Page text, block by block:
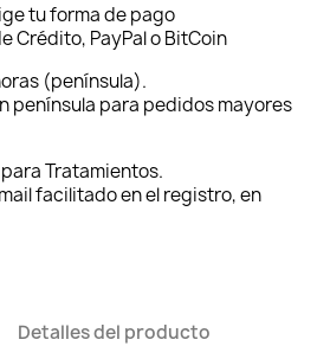
tu forma de pago
Crédito, PayPal o BitCoin
(península).
península para pedidos mayores
Tratamientos.
facilitado en el registro, en
Detalles del producto